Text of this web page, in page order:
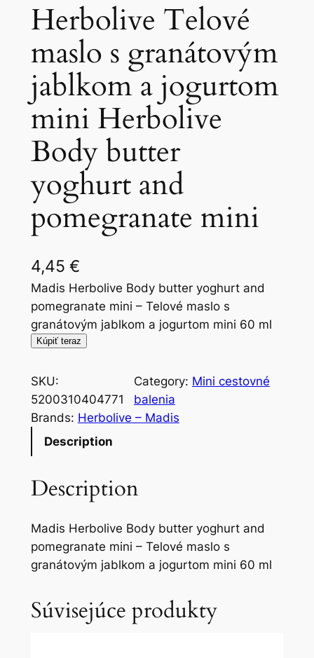
Herbolive Telové
maslo s granátovým
jablkom a jogurtom
mini Herbolive
Body butter
yoghurt and
pomegranate mini
4,45 €
Madis Herbolive Body butter yoghurt and
pomegranate mini – Telové maslo s
granátovým jablkom a jogurtom mini 60 ml
Kúpiť teraz
SKU:
5200310404771
Category: Mini cestovné
balenia
Brands: Herbolive – Madis
Description
Description
Madis Herbolive Body butter yoghurt and
pomegranate mini – Telové maslo s
granátovým jablkom a jogurtom mini 60 ml
Súvisejúce produkty